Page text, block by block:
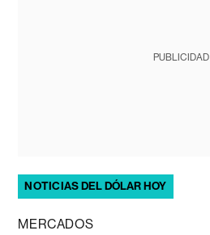
PUBLICIDAD
NOTICIAS DEL DÓLAR HOY
MERCADOS